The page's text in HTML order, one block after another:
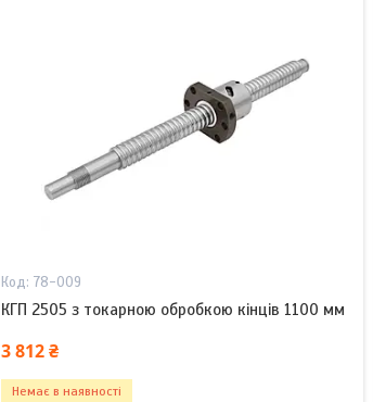
78-009
КГП 2505 з токарною обробкою кінців 1100 мм
3 812 ₴
Немає в наявності